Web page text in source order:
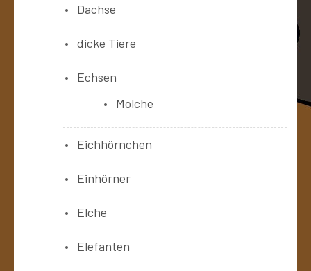
Dachse
dicke Tiere
Echsen
Molche
Eichhörnchen
Einhörner
Elche
Elefanten